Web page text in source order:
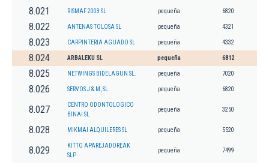
8.021 RISMAF 2003 SL pequeña 6820
8.022 ANTENAS TOLOSA SL pequeña 4321
8.023 CARPINTERIA AGUADO SL pequeña 4332
8.024 ARBALEKU SL pequeña 6812
8.025 NETWINGS BIDELAGUN SL. pequeña 7020
8.026 SERVOS J & M, SL pequeña 6820
8.027
CENTRO ODONTOLOGICO
BINAI SL
pequeña 3250
8.028 MIKMAI ALQUILERES SL pequeña 5520
8.029
KITTO APAREJADOREAK
SLP
pequeña 7499